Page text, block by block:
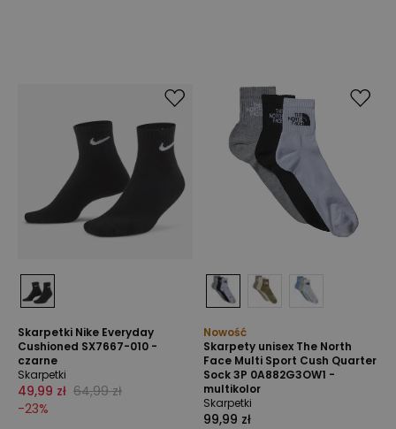
Skarpetki Nike Everyday
Cushioned SX7667-010 -
czarne
Skarpetki
49,99 zł 64,99 zł
-23%
Nowość
Skarpety unisex The North
Face Multi Sport Cush Quarter
Sock 3P 0A882G3OW1 -
multikolor
Skarpetki
99,99 zł